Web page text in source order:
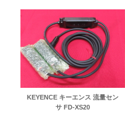
KEYENCE キーエンス 流量セン
サ FD-XS20